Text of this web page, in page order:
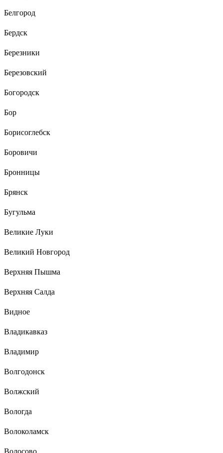
Белгород
Бердск
Березники
Березовский
Богородск
Бор
Борисоглебск
Боровичи
Бронницы
Брянск
Бугульма
Великие Луки
Великий Новгород
Верхняя Пышма
Верхняя Салда
Видное
Владикавказ
Владимир
Волгодонск
Волжский
Вологда
Волоколамск
Волосово